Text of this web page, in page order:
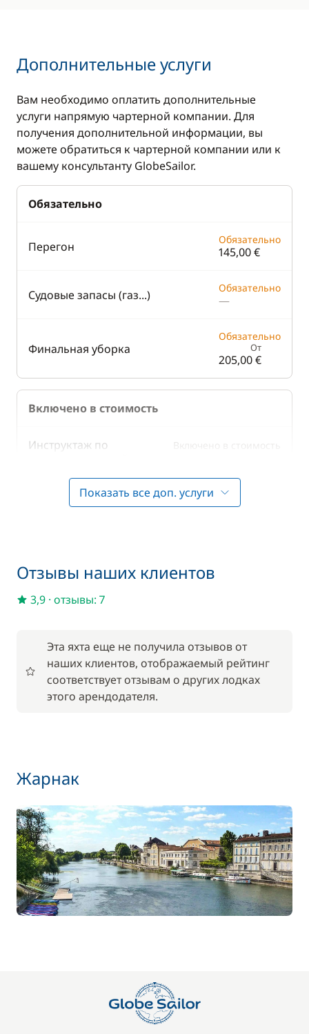
Дополнительные услуги
Вам необходимо оплатить дополнительные
услуги напрямую чартерной компании. Для
получения дополнительной информации, вы
можете обратиться к чартерной компании или к
вашему консультанту GlobeSailor.
Обязательно
Перегон Обязательно
145,00 €
Судовые запасы (газ...) Обязательно
—
Финальная уборка
Обязательно
От
205,00 €
Включено в стоимость
Инструктаж по
Включено в стоимость
Плата за шлюзы Включено в стоимость
—
Постельное белье
По желанию
Wi-Fi 59,50 €
Аренда велосипедов - дети
Барбекю 56,00 €
/ неделя
Детское сиденье 17,50 €
/ неделя
Доска для SUP-серфинга
Показать все доп. услуги
Отзывы наших клиентов
3,9 · отзывы: 7
Эта яхта еще не получила отзывов от
наших клиентов, отображаемый рейтинг
соответствует отзывам о других лодках
этого арендодателя.
Жарнак